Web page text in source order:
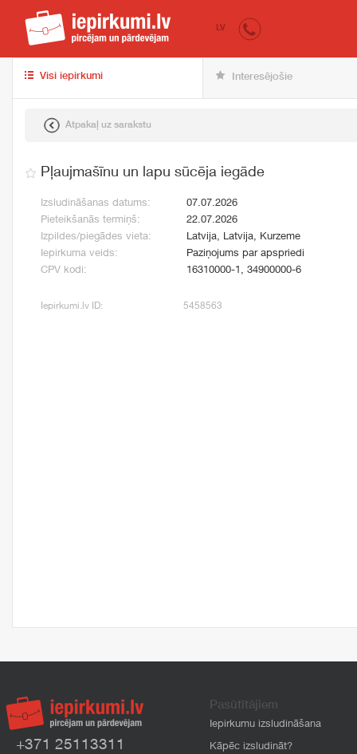
iepirkumi.lv
LV
Visi iepirkumi Interesējošie
Atpakaļ uz sarakstu
Pļaujmašīnu un lapu sūcēja iegāde
Izsludināšanas datums:
07.07.2026
Pieteikšanās termiņš:
22.07.2026
Izpildes/piegādes vieta:
Latvija, Latvija, Kurzeme
Iepirkuma veids:
Paziņojums par apspriedi
CPV kodi:
16310000-1, 34900000-6
Iepirkumi.lv ID: 5458563
+371 25113311
Pasūtītājiem
Iepirkumu izsludināšana
Kāpēc izsludināt?